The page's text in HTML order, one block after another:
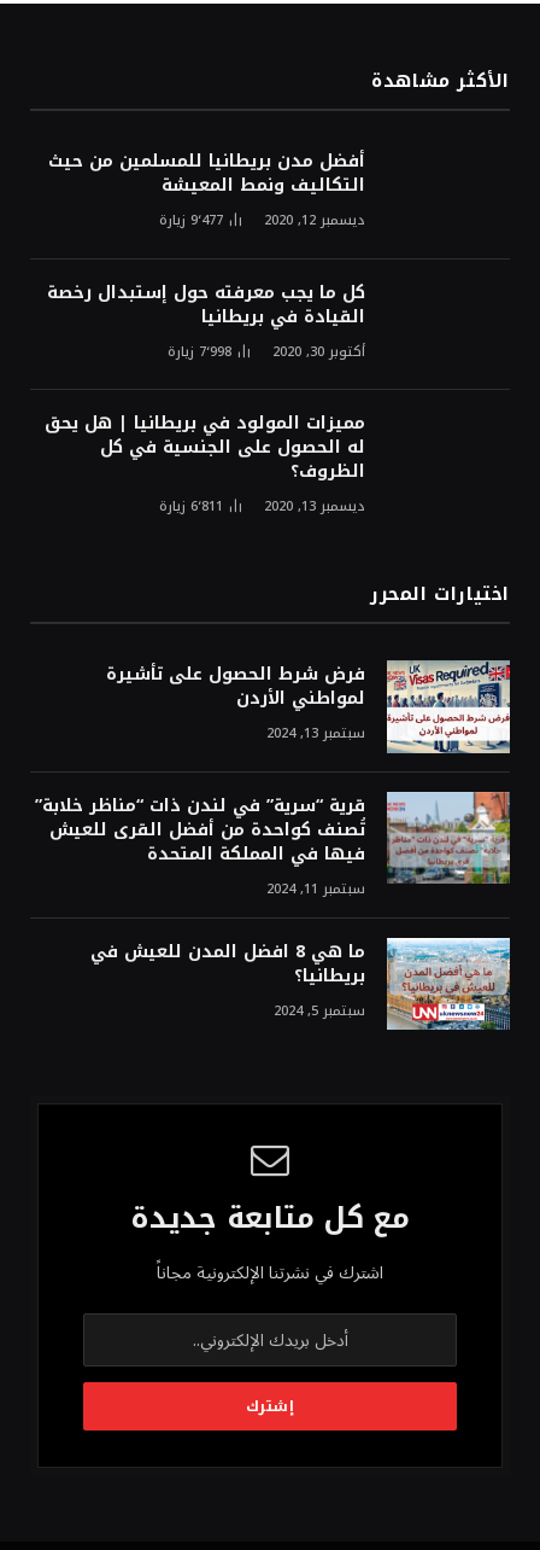
الأكثر مشاهدة
أفضل مدن بريطانيا للمسلمين من حيث
التكاليف ونمط المعيشة
ديسمبر 12, 2020 9٬477 زيارة
كل ما يجب معرفته حول إستبدال رخصة
القيادة في بريطانيا
أكتوبر 30, 2020 7٬998 زيارة
مميزات المولود في بريطانيا | هل يحق
له الحصول على الجنسية في كل
الظروف؟
ديسمبر 13, 2020 6٬811 زيارة
اختيارات المحرر
فرض شرط الحصول على تأشيرة
لمواطني الأردن
سبتمبر 13, 2024
قرية “سرية” في لندن ذات “مناظر خلابة”
تُصنف كواحدة من أفضل القرى للعيش
فيها في المملكة المتحدة
سبتمبر 11, 2024
ما هي 8 افضل المدن للعيش في
بريطانيا؟
سبتمبر 5, 2024
مع كل متابعة جديدة
اشترك في نشرتنا الإلكترونية مجاناً